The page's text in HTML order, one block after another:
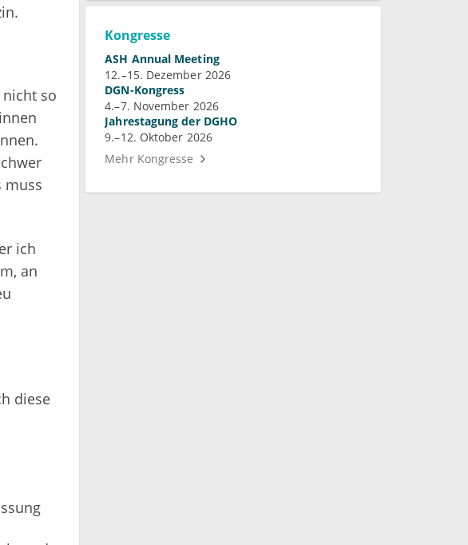
so
muss
ich
an
diese
Kongresse
ASH Annual Meeting
12.–15. Dezember 2026
DGN-Kongress
4.–7. November 2026
Jahrestagung der DGHO
9.–12. Oktober 2026
Mehr Kongresse